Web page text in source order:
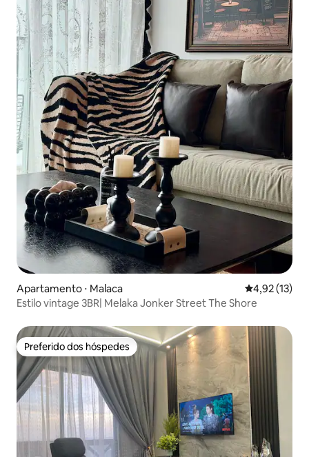
Apartamento ⋅ Malaca 4,92 de uma
4,92 (13)
Estilo vintage 3BR| Melaka Jonker Street The Shore
Preferido dos hóspedes
Preferido dos hóspedes